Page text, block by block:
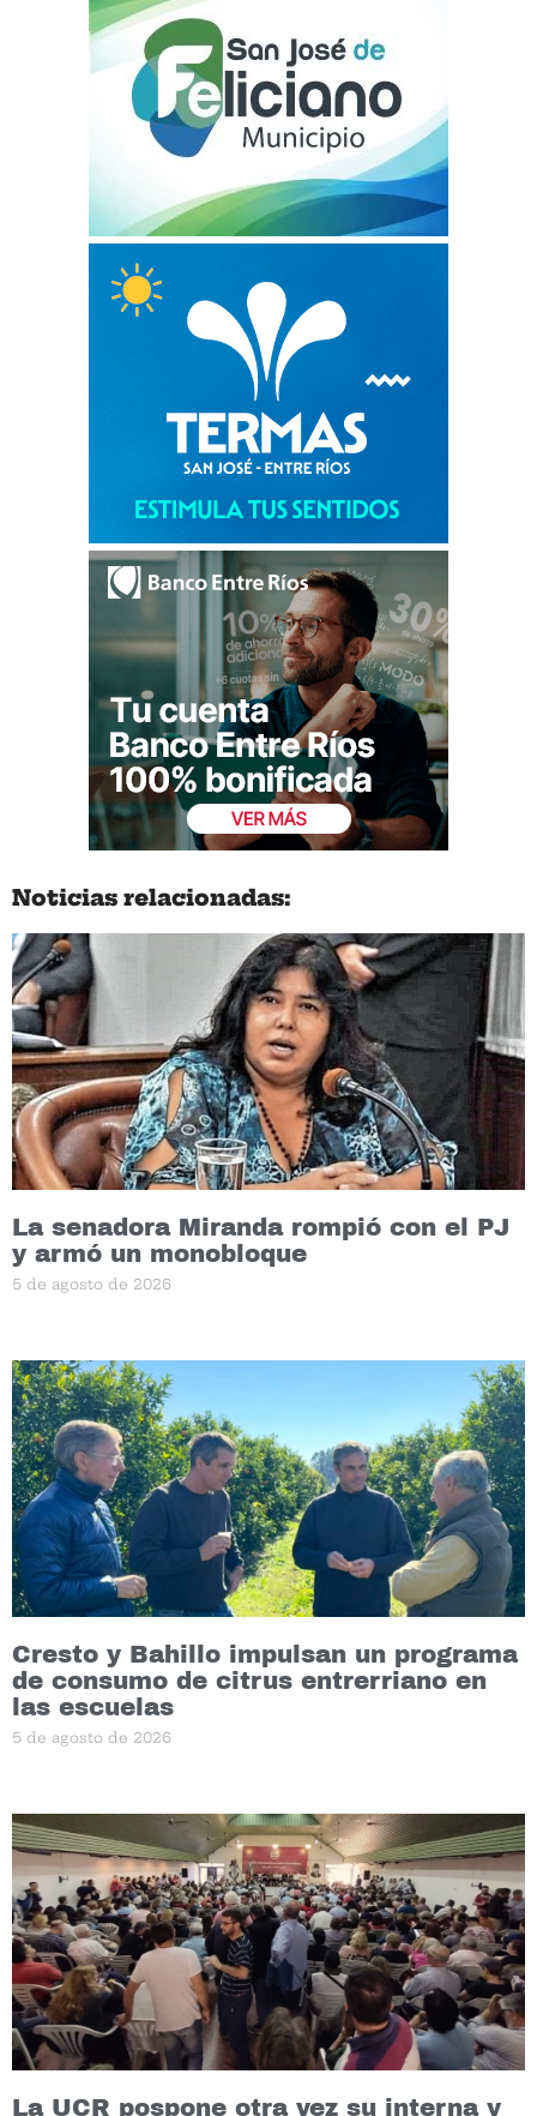
Noticias relacionadas:
La senadora Miranda rompió con el PJ
y armó un monobloque
5 de agosto de 2026
Cresto y Bahillo impulsan un programa
de consumo de citrus entrerriano en
las escuelas
5 de agosto de 2026
La UCR pospone otra vez su interna y